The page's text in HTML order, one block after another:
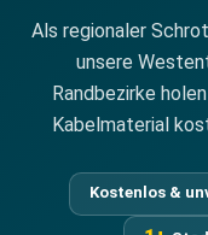
Als regionaler
unsere
Randbezirke
Kabelmaterial
Kostenlos &